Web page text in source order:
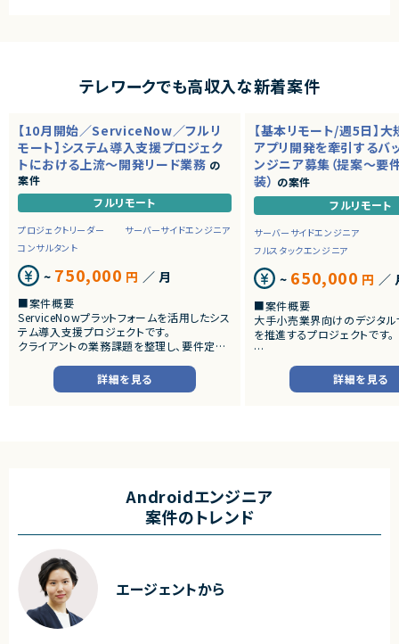
テレワークでも高収入な新着案件
【10月開始／ServiceNow／フルリ
モート】システム導入支援プロジェク
トにおける上流～開発リード業務 の
案件
フルリモート
プロジェクトリーダー
サーバーサイドエンジニア
コンサルタント
~ 750,000 円 ／ 月
■案件概要
ServiceNowプラットフォームを活用したシス
テム導入支援プロジェクトです。
クライアントの業務課題を整理し、要件定義
だきます。
・詳細設計書、テスト仕様書等のドキュメント
・成果物レビューおよび品質管理
・開発メンバーへの技術支援、進捗管理
■体制
・少人数体制でのプロジェクト推進
・クライアントおよび開発メンバーとのコミュ
ニケーションあり
■募集背景
詳細を見る
【基本リモート/週5日】
アプリ開発を牽引するバ
ンジニア募集（提案～要
装） の案件
フルリモート
サーバーサイドエンジニア
フルスタックエンジニア
~ 650,000 円 ／
■案件概要
大手小売業界向けのデジタ
を推進するプロジェクトです。
■プロダクトやサービスの概
・店舗向けスマホアプリおよ
システムの継続的なエンハ
・要件整理および要件定義支
・バックエンドシステムの設計
・リリース対応および品質向
詳細を見る
Androidエンジニア
案件のトレンド
エージェントから